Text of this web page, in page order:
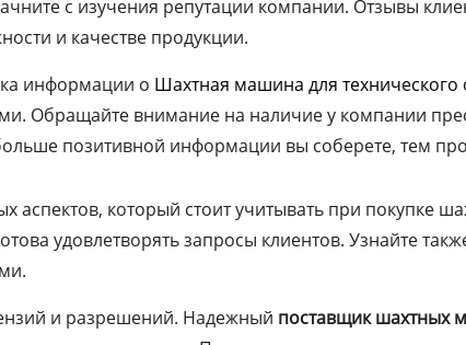
с изучения репутации компании. Отзывы
и качестве продукции.
информации о Шахтная машина для
Обращайте внимание на наличие у компании
позитивной информации вы соберете, тем
который стоит учитывать при покупке
удовлетворять запросы клиентов. Узнайте
и разрешений. Надежный поставщик шахтных